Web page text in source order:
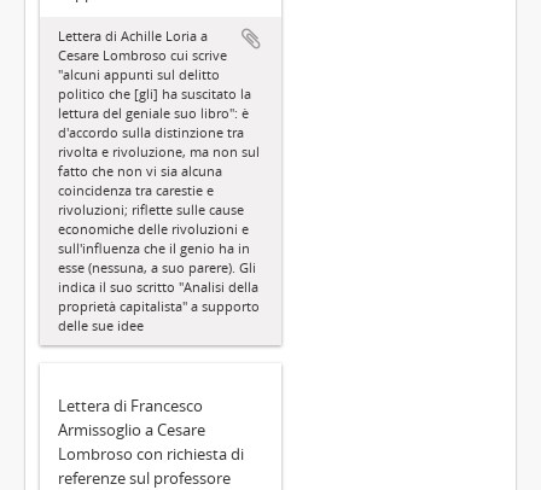
Lettera di Achille Loria a
Cesare Lombroso cui scrive
"alcuni appunti sul delitto
politico che [gli] ha suscitato la
lettura del geniale suo libro": è
d'accordo sulla distinzione tra
rivolta e rivoluzione, ma non sul
fatto che non vi sia alcuna
coincidenza tra carestie e
rivoluzioni; riflette sulle cause
economiche delle rivoluzioni e
sull'influenza che il genio ha in
esse (nessuna, a suo parere). Gli
indica il suo scritto "Analisi della
proprietà capitalista" a supporto
delle sue idee
Lettera di Francesco
Armissoglio a Cesare
Lombroso con richiesta di
referenze sul professore